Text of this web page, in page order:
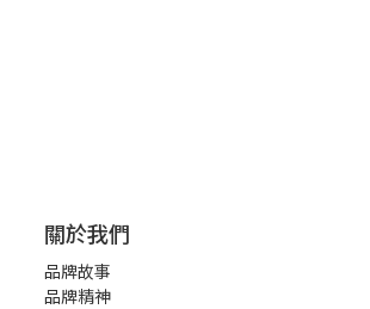
關於我們
品牌故事
品牌精神